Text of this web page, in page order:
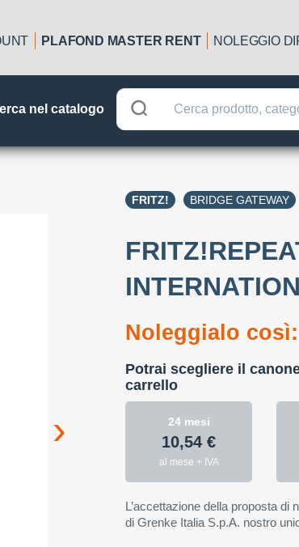
PLAFOND MASTER RENT NOLEGGIO
nel catalogo
FRITZ! BRIDGE GATEWAY
Noleggialo così:
Potrai scegliere il
carrello
24 mesi
10,54 €
al mese + IVA
L’accettazione della proposta di
di Grenke Italia S.p.A. nostro